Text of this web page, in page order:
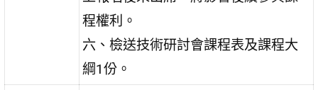
程權利。
六、檢送技術研討會課程表及課程大
綱1份。